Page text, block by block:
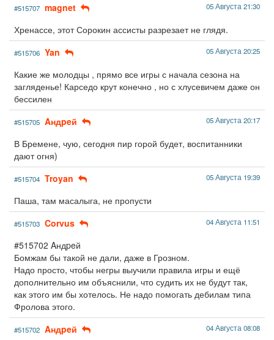
#515707 magnet 05 Августа 21:30
Хренассе, этот Сорокин ассисты разрезает не глядя.
#515706 Yan 05 Августа 20:25
Какие же молодцы , прямо все игры с начала сезона на
загляденье! Карседо крут конечно , но с хлусевичем даже он
бессилен
#515705 Aндpeй 05 Августа 20:17
В Бремене, чую, сегодня пир горой будет, воспитанники
дают огня)
#515704 Troyan 05 Августа 19:39
Паша, там масалыга, не пропусти
#515703 Corvus 04 Августа 11:51
#515702 Aндpeй
Бомжам бы такой не дали, даже в Грозном.
Надо просто, чтобы негры выучили правила игры и ещё
дополнительно им объяснили, что судить их не будут так,
как этого им бы хотелось. Не надо помогать дебилам типа
Фролова этого.
#515702 Aндpeй 04 Августа 08:08